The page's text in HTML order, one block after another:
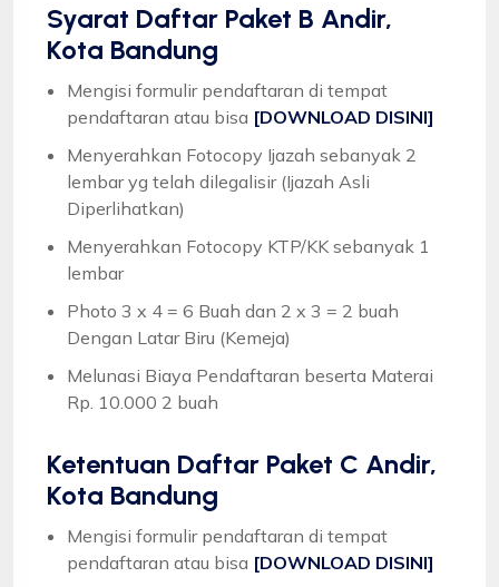
Syarat Daftar Paket B Andir,
Kota Bandung
Mengisi formulir pendaftaran di tempat
pendaftaran atau bisa [DOWNLOAD DISINI]
Menyerahkan Fotocopy Ijazah sebanyak 2
lembar yg telah dilegalisir (Ijazah Asli
Diperlihatkan)
Menyerahkan Fotocopy KTP/KK sebanyak 1
lembar
Photo 3 x 4 = 6 Buah dan 2 x 3 = 2 buah
Dengan Latar Biru (Kemeja)
Melunasi Biaya Pendaftaran beserta Materai
Rp. 10.000 2 buah
Ketentuan Daftar Paket C Andir,
Kota Bandung
Mengisi formulir pendaftaran di tempat
pendaftaran atau bisa [DOWNLOAD DISINI]